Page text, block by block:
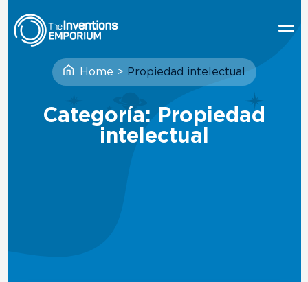
Home > Propiedad intelectual
Categoría: Propiedad
intelectual